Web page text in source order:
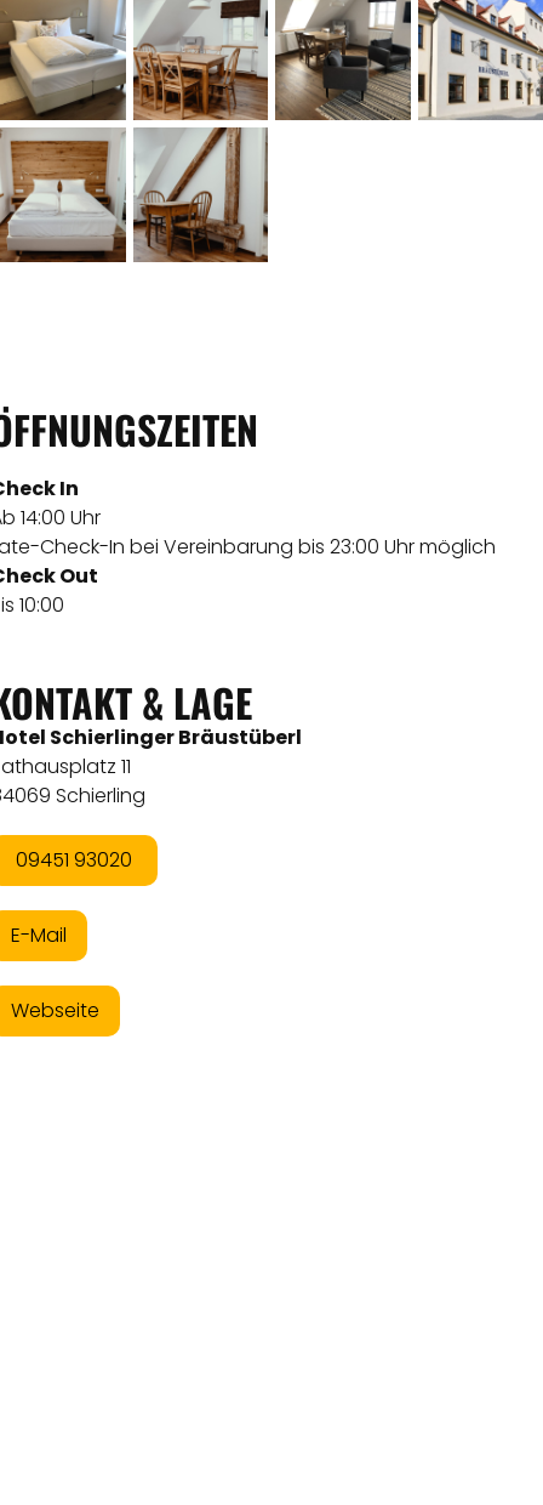
In
14:00 Uhr
Check-In bei Vereinbarung bis 23:00 Uhr möglich
Out
10:00
& LAGE
Schierlinger Bräustüberl
11
Schierling
09451 93020
E-Mail
Webseite